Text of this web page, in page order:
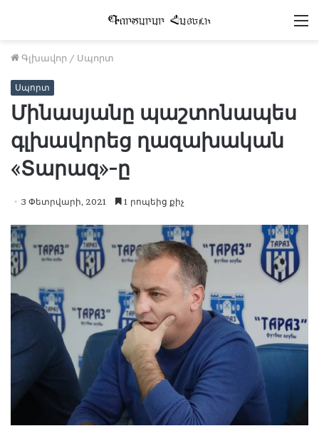
Գլխավոր / Սպորտ
Սպորտ
Մինասյանը պաշտոնապես
գլխավորեց ղազախական
«Տարազ»-ը
3 Փետրվարի, 2021 1 րոպեից քիչ